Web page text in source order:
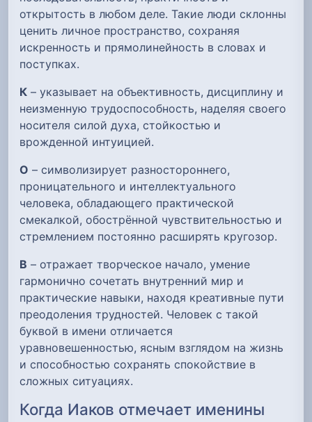
открытость в любом деле. Такие люди склонны
ценить личное пространство, сохраняя
искренность и прямолинейность в словах и
поступках.
К – указывает на объективность, дисциплину и
неизменную трудоспособность, наделяя своего
носителя силой духа, стойкостью и
врожденной интуицией.
О – символизирует разностороннего,
проницательного и интеллектуального
человека, обладающего практической
смекалкой, обострённой чувствительностью и
стремлением постоянно расширять кругозор.
В – отражает творческое начало, умение
гармонично сочетать внутренний мир и
практические навыки, находя креативные пути
преодоления трудностей. Человек с такой
буквой в имени отличается
уравновешенностью, ясным взглядом на жизнь
и способностью сохранять спокойствие в
сложных ситуациях.
Когда Иаков отмечает именины